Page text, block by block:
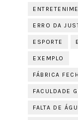
ERRO DA
ESPORTE
EXEMPLO
FÁBRICA
FACULDADE
FALTA DE